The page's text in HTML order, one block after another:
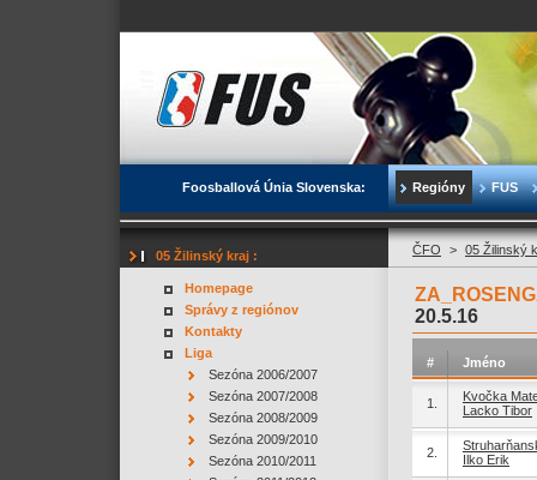
Foosballová Únia Slovenska: Regióny FUS
05 Žilinský kraj :
Homepage
Správy z regiónov
Kontakty
Liga
Sezóna 2006/2007
Sezóna 2007/2008
Sezóna 2008/2009
Sezóna 2009/2010
Sezóna 2010/2011
ČFO > 05 Žilinský
20.5.16
# Jméno
1.
Kvočka
Lacko Tibor
2.
Ilko Erik